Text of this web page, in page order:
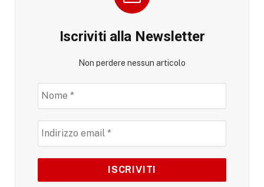
Iscriviti alla Newsletter
Non perdere nessun articolo